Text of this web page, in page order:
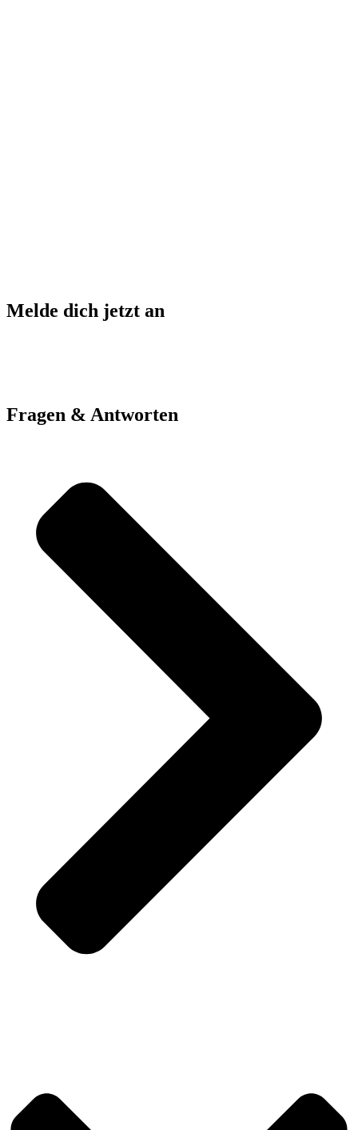
Melde dich jetzt an
Fragen & Antworten